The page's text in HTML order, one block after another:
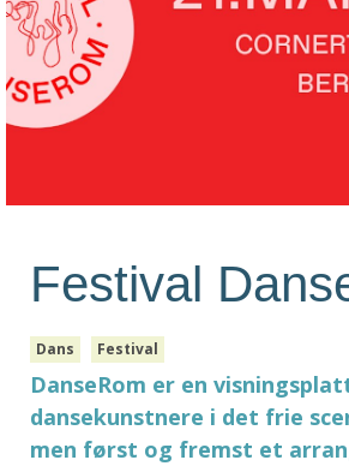
Festival
Dans Festival
DanseRom er en
dansekunstnere i det frie
men først og fremst et